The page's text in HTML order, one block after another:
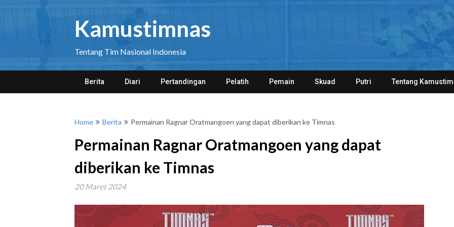
Kamustimnas
Tentang Tim Nasional Indonesia
Berita Diari Pertandingan Pelatih Pemain Skuad Putri Tentang
Home Berita Permainan Ragnar Oratmangoen yang dapat diberikan ke Timnas
Permainan Ragnar Oratmangoen yang dapat
diberikan ke Timnas
20 Maret 2024